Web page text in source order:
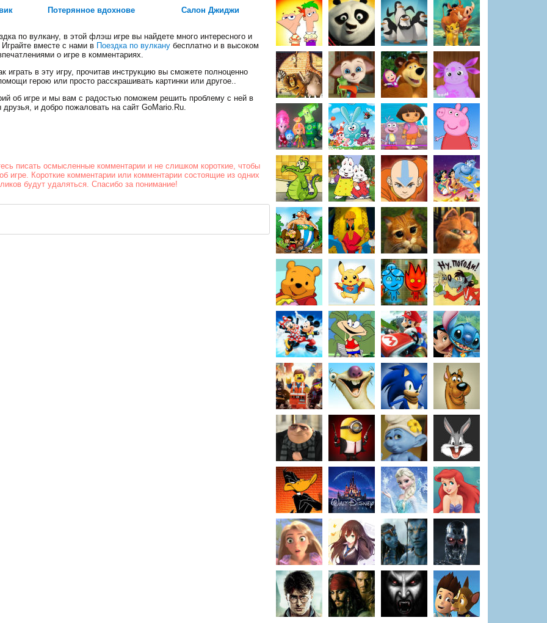
Стрельба в
офисе
воде
Потерянное вдохнове Салон Джиджи
по вулкану, в этой флэш игре вы найдете много интересного и
вместе с нами в Поездка по вулкану бесплатно и в высоком
о игре в комментариях.
в эту игру, прочитав инструкцию вы сможете полноценно
герою или просто расскрашивать картинки или другое..
об игре и мы вам с радостью поможем решить проблему с ней в
и добро пожаловать на сайт GoMario.Ru.
писать осмысленные комментарии и не слишком короткие, чтобы
игре. Короткие комментарии или комментарии состоящие из одних
будут удаляться. Спасибо за понимание!